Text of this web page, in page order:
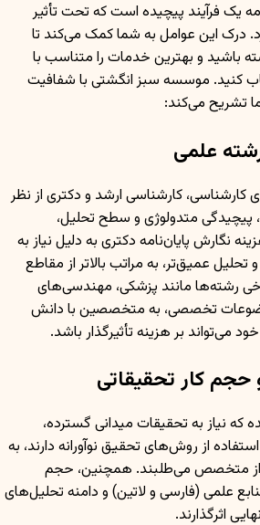
یک فرآیند پیچیده است که تحت تأثیر
درک این عوامل به شما کمک می‌کند تا
باشید و بهترین خدمات را متناسب با
کنید. موسسه سبز انگشتی با شفافیت
تشریح می‌کند:
علمی
کارشناسی، کارشناسی ارشد و دکتری از نظر
متدولوژی و سطح تحلیل،
نگارش پایان‌نامه دکتری به دلیل نیاز به
تحلیل عمیق‌تر، به مراتب بالاتر از مقاطع
رشته‌ها مانند پزشکی، مهندسی‌های
موضوعات تخصصی، به متخصصین با دانش
می‌تواند بر هزینه تأثیرگذار باشد.
کار تحقیقاتی
که نیاز به تحقیقات میدانی گسترده،
از روش‌های تحقیق نوآورانه دارند، به
از متخصص می‌طلبند. همچنین، حجم
علمی (فارسی و لاتین) و دامنه تحلیل‌های
اثرگذارند.